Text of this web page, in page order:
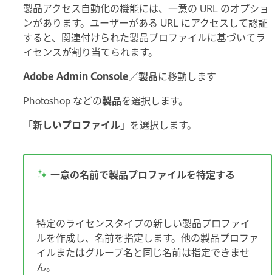
製品アクセス自動化の機能には、一意の URL のオプショ
ンがあります。ユーザーがある URL にアクセスして認証
すると、関連付けられた製品プロファイルに基づいてラ
イセンスが割り当てられます。
Adobe Admin Console／製品に移動します
Photoshop などの製品を選択します。
「新しいプロファイル」を選択します。
一意の名前で製品プロファイルを特定する
特定のライセンスタイプの新しい製品プロファイ
ルを作成し、名前を指定します。他の製品プロファ
イルまたはグループ名と同じ名前は指定できませ
ん。